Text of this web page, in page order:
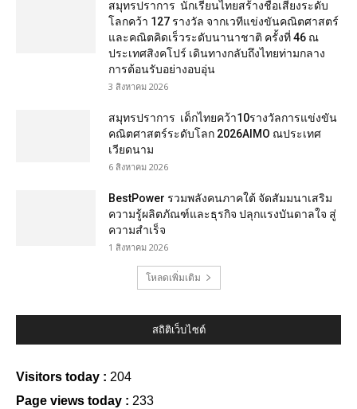
สมุทรปราการ นักเรียนไทยสร้างชื่อเสียงระดับ
โลกคว้า 127 รางวัล จากเวทีแข่งขันคณิตศาสตร์
และคณิตคิดเร็วระดับนานาชาติ ครั้งที่ 46 ณ
ประเทศสิงคโปร์ เดินทางกลับถึงไทยท่ามกลาง
การต้อนรับอย่างอบอุ่น
3 สิงหาคม 2026
สมุทรปราการ เด็กไทยคว้า10รางวัลการแข่งขัน
คณิตศาสตร์ระดับโลก 2026AIMO ณประเทศ
เวียดนาม
6 สิงหาคม 2026
BestPower รวมพลังคนภาคใต้ จัดสัมมนาเสริม
ความรู้ผลิตภัณฑ์และธุรกิจ ปลุกแรงบันดาลใจ สู่
ความสำเร็จ
1 สิงหาคม 2026
โหลดเพิ่มเติม
สถิติเว็บไซต์
Visitors today : 204
Page views today : 233